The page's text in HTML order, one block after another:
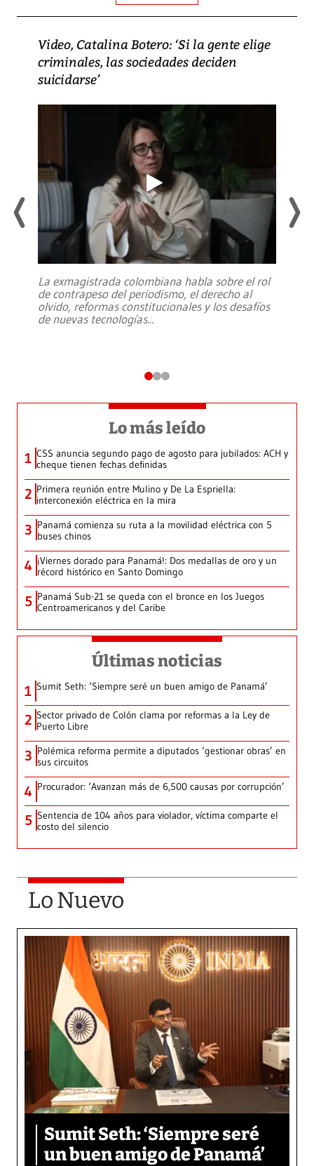
Video, Catalina Botero: ‘Si la gente elige
criminales, las sociedades deciden
suicidarse’
La exmagistrada colombiana habla sobre el rol
de contrapeso del periodismo, el derecho al
olvido, reformas constitucionales y los desafíos
de nuevas tecnologías...
Lo más leído
1 CSS anuncia segundo pago de agosto para jubilados: ACH y
cheque tienen fechas definidas
2 Primera reunión entre Mulino y De La Espriella:
interconexión eléctrica en la mira
3 Panamá comienza su ruta a la movilidad eléctrica con 5
buses chinos
4 ¡Viernes dorado para Panamá!: Dos medallas de oro y un
récord histórico en Santo Domingo
5 Panamá Sub-21 se queda con el bronce en los Juegos
Centroamericanos y del Caribe
Últimas noticias
1 Sumit Seth: ‘Siempre seré un buen amigo de Panamá’
2 Sector privado de Colón clama por reformas a la Ley de
Puerto Libre
3 Polémica reforma permite a diputados ‘gestionar obras’ en
sus circuitos
4 Procurador: ‘Avanzan más de 6,500 causas por corrupción’
5 Sentencia de 104 años para violador, víctima comparte el
costo del silencio
Lo Nuevo
Sumit Seth: ‘Siempre seré
un buen amigo de Panamá’